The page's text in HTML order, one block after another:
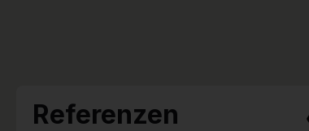
Referenzen